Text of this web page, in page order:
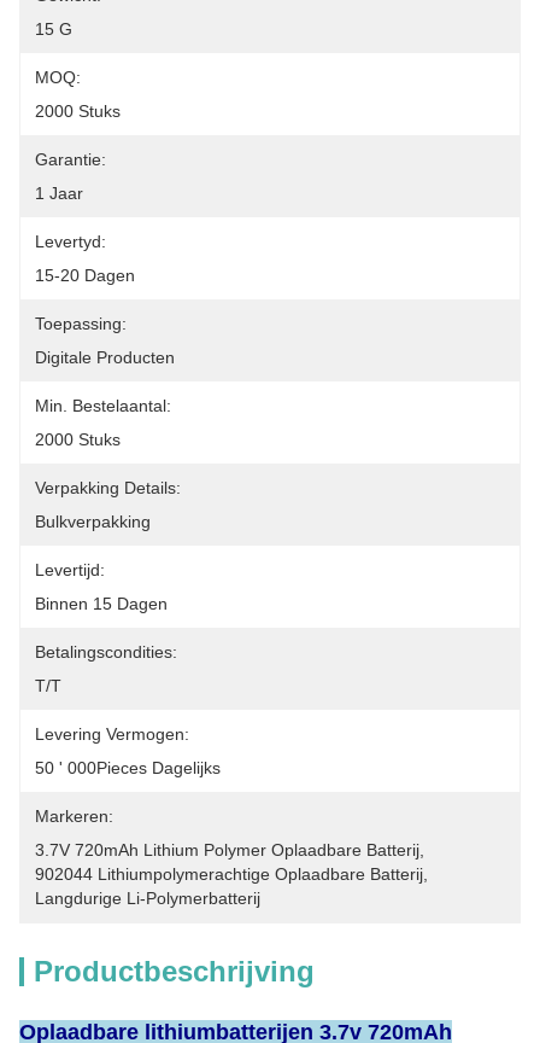
15 G
MOQ:
2000 Stuks
Garantie:
1 Jaar
Levertyd:
15-20 Dagen
Toepassing:
Digitale Producten
Min. Bestelaantal:
2000 Stuks
Verpakking Details:
Bulkverpakking
Levertijd:
Binnen 15 Dagen
Betalingscondities:
T/T
Levering Vermogen:
50 ' 000Pieces Dagelijks
Markeren:
3.7V 720mAh Lithium Polymer Oplaadbare Batterij
902044 Lithiumpolymerachtige Oplaadbare Batterij
Langdurige Li-Polymerbatterij
Productbeschrijving
Oplaadbare lithiumbatterijen 3.7v 720mAh